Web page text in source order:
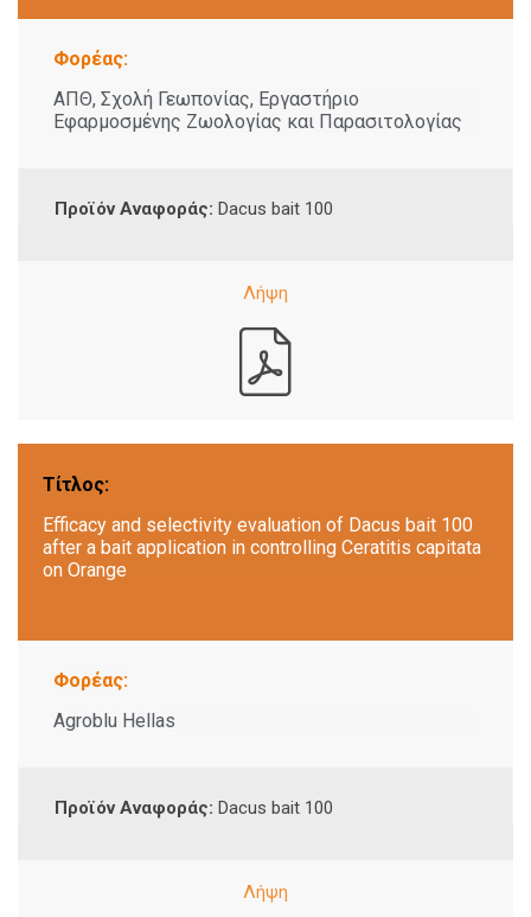
Φορέας:
ΑΠΘ, Σχολή Γεωπονίας, Εργαστήριο
Εφαρμοσμένης Ζωολογίας και Παρασιτολογίας
Προϊόν Αναφοράς: Dacus bait 100
Τίτλος:
Efficacy and selectivity evaluation of Dacus bait 100
after a bait application in controlling Ceratitis capitata
on Orange
Φορέας:
Agroblu Hellas
Προϊόν Αναφοράς: Dacus bait 100